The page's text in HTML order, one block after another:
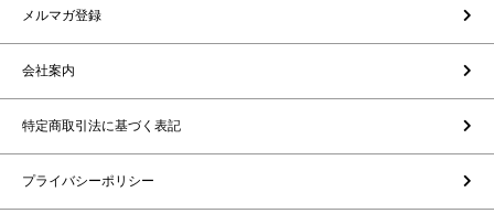
メルマガ登録
会社案内
特定商取引法に基づく表記
プライバシーポリシー